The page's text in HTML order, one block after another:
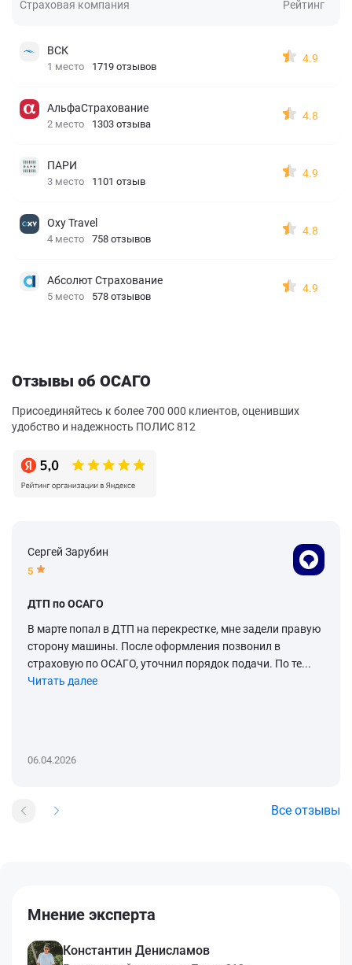
Страховая компания Рейтинг
ВСК
1 место 1719 отзывов
4.9
АльфаСтрахование
2 место 1303 отзыва
4.8
ПАРИ
3 место 1101 отзыв
4.9
Oxy Travel
4 место 758 отзывов
4.8
Абсолют Страхование
5 место 578 отзывов
4.9
Отзывы об ОСАГО
Присоединяйтесь к более 700 000 клиентов, оценивших
удобство и надежность ПОЛИС 812
Сергей Зарубин
5
ДТП по ОСАГО
В марте попал в ДТП на перекрестке, мне задели правую
сторону машины. После оформления позвонил в
страховую по ОСАГО, уточнил порядок подачи. По те...
Читать далее
06.04.2026
Все отзывы
Мнение эксперта
Константин Денисламов